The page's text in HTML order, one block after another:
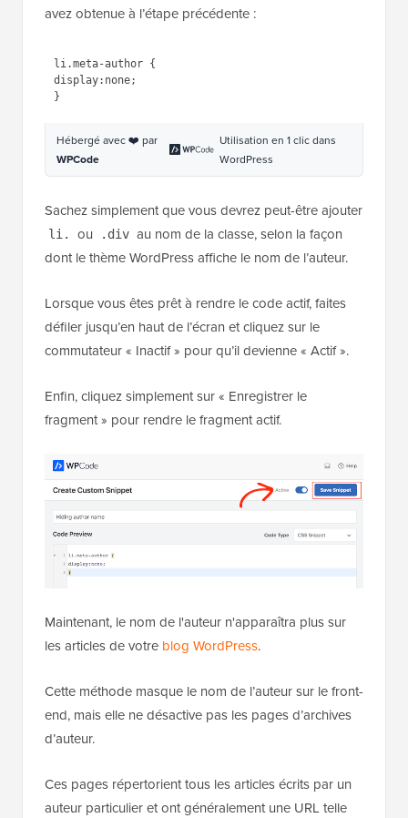
avez obtenue à l’étape précédente :
1
li.meta-author {
Sachez simplement que vous devrez peut-être ajouter
li. ou .div au nom de la classe, selon la façon
Lorsque vous êtes prêt à rendre le code actif, faites
défiler jusqu’en haut de l’écran et cliquez sur le
Enfin, cliquez simplement sur « Enregistrer le
Maintenant, le nom de l'auteur n'apparaîtra plus sur
Cette méthode masque le nom de l’auteur sur le front-
end, mais elle ne désactive pas les pages d’archives